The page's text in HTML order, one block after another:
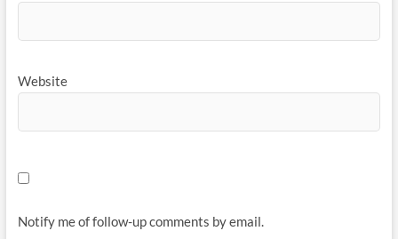
Website
Notify me of follow-up comments by email.